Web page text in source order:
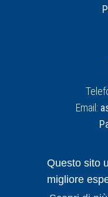
Questo sito
migliore
Email: